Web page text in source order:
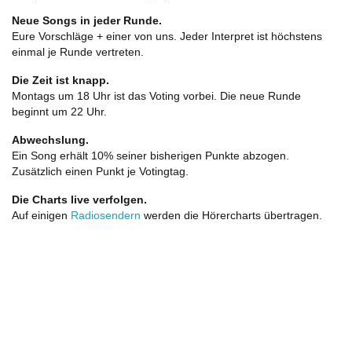
Neue Songs in jeder Runde.
Eure Vorschläge + einer von uns. Jeder Interpret ist höchstens
einmal je Runde vertreten.
Die Zeit ist knapp.
Montags um 18 Uhr ist das Voting vorbei. Die neue Runde
beginnt um 22 Uhr.
Abwechslung.
Ein Song erhält 10% seiner bisherigen Punkte abzogen.
Zusätzlich einen Punkt je Votingtag.
Die Charts live verfolgen.
Auf einigen Radiosendern werden die Hörercharts übertragen.